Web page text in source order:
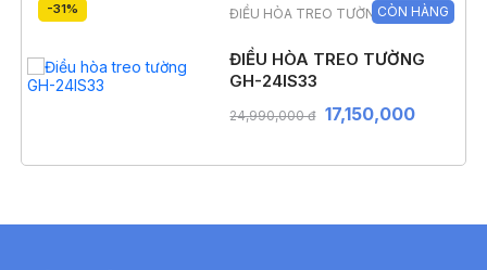
-31% ĐIỀU HÒA TREO TƯỜNG
ĐIỀU HÒA TREO TƯỜNG
GH-24IS33
CÒN HÀNG
24,990,000 đ 17,150,000